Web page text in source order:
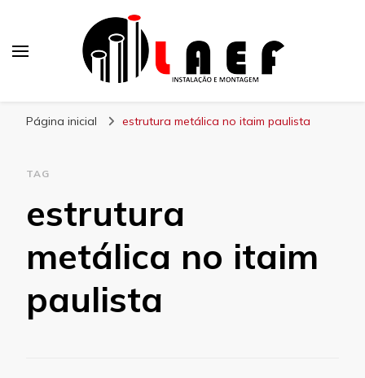
Página inicial estrutura metálica no itaim paulista
TAG
estrutura
metálica no itaim
paulista